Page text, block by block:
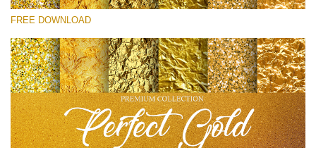
선택 해주세요
Small 800*533px
Perfect Gold
(30 Textures)
Large 6000*4000px
FREE DOWNLOAD